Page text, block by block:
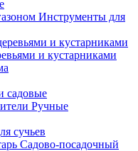
Инструменты для
и кустарниками
садовые
Ручные
сучьев
Садово-посадочный